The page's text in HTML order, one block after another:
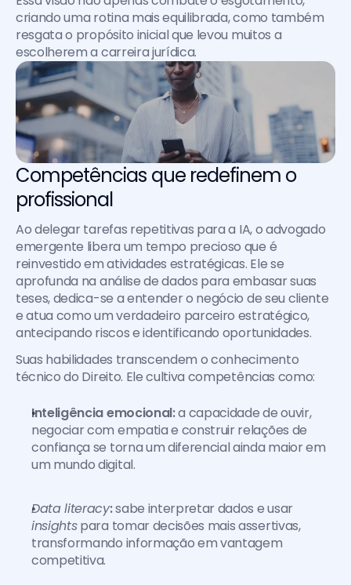
criando uma rotina mais equilibrada, como também
resgata o propósito inicial que levou muitos a
escolherem a carreira jurídica.
Competências que redefinem o
profissional
Ao delegar tarefas repetitivas para a IA, o advogado
emergente libera um tempo precioso que é
reinvestido em atividades estratégicas. Ele se
aprofunda na análise de dados para embasar suas
teses, dedica-se a entender o negócio de seu cliente
e atua como um verdadeiro parceiro estratégico,
antecipando riscos e identificando oportunidades.
Suas habilidades transcendem o conhecimento
técnico do Direito. Ele cultiva competências como:
Inteligência emocional: a capacidade de ouvir,
negociar com empatia e construir relações de
confiança se torna um diferencial ainda maior em
um mundo digital.
Data literacy: sabe interpretar dados e usar
insights para tomar decisões mais assertivas,
transformando informação em vantagem
competitiva.